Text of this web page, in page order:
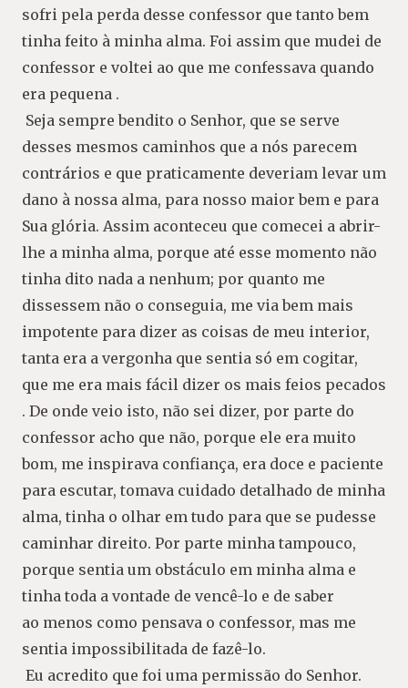
sofri pela perda desse confessor que tanto bem
tinha feito à minha alma. Foi assim que mudei de
confessor e voltei ao que me confessava quando
era pequena .
Seja sempre bendito o Senhor, que se serve
desses mesmos caminhos que a nós parecem
contrários e que praticamente deveriam levar um
dano à nossa alma, para nosso maior bem e para
Sua glória. Assim aconteceu que comecei a abrir-
lhe a minha alma, porque até esse momento não
tinha dito nada a nenhum; por quanto me
dissessem não o conseguia, me viabem mais
impotente para dizer as coisas de meu interior,
tanta era a vergonha que sentia só em cogitar,
que me era mais fácil dizer os mais feios pecados
. De onde veio isto, não sei dizer, por parte do
confessor acho que não, porque ele era muito
bom, me inspirava confiança, era doce e paciente
para escutar, tomava cuidado detalhado de minha
alma, tinha o olhar em tudo para que se pudesse
caminhar direito. Por parte minha tampouco,
porque sentia um obstáculo em minha alma e
tinha toda a vontade de vencê-lo e de saber
ao menos como pensava o confessor, mas me
sentia impossibilitada de fazê-lo.
Eu acredito que foi uma permissão do Senhor.